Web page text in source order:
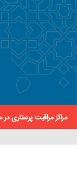
مراکز مراقبت پرستاری در